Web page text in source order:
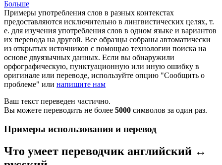
Больше
Примеры употребления слов в разных контекстах
предоставляются исключительно в лингвистических целях, т.
е. для изучения употребления слов в одном языке и вариантов
их перевода на другой. Все образцы собраны автоматически
из открытых источников с помощью технологии поиска на
основе двуязычных данных. Если вы обнаружили
орфографическую, пунктуационную или иную ошибку в
оригинале или переводе, используйте опцию "Сообщить о
проблеме" или напишите нам
Ваш текст переведен частично.
Вы можете переводить не более 5000 символов за один раз.
Примеры использования и перевод
Что умеет переводчик английский ↔